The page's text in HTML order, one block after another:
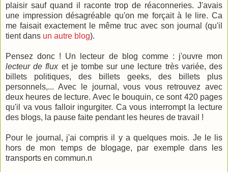
plaisir sauf quand il raconte trop de réaconneries. J'avais
une impression désagréable qu'on me forçait à le lire. Ca
me faisait exactement le même truc avec son journal (qu'il
tient dans un autre blog).
Pensez donc ! Un lecteur de blog comme : j'ouvre mon
lecteur de fluxet je tombe sur une lecture très variée, des
billets politiques, des billets geeks, des billets plus
personnels,... Avec le journal, vous vous retrouvez avec
deux heures de lecture. Avec le bouquin, ce sont 420 pages
qu'il va vous falloir ingurgiter. Ca vous interrompt la lecture
des blogs, la pause faite pendant les heures de travail !
Pour le journal, j'ai compris il y a quelques mois. Je le lis
hors de mon temps de blogage, par exemple dans les
transports en commun.n